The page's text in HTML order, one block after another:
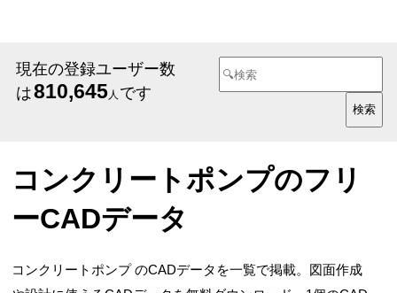
現在の登録ユーザー数
は810,645人 です
コンクリートポンプのフリ
ーCADデータ
コンクリートポンプ のCADデータを一覧で掲載。図面作成